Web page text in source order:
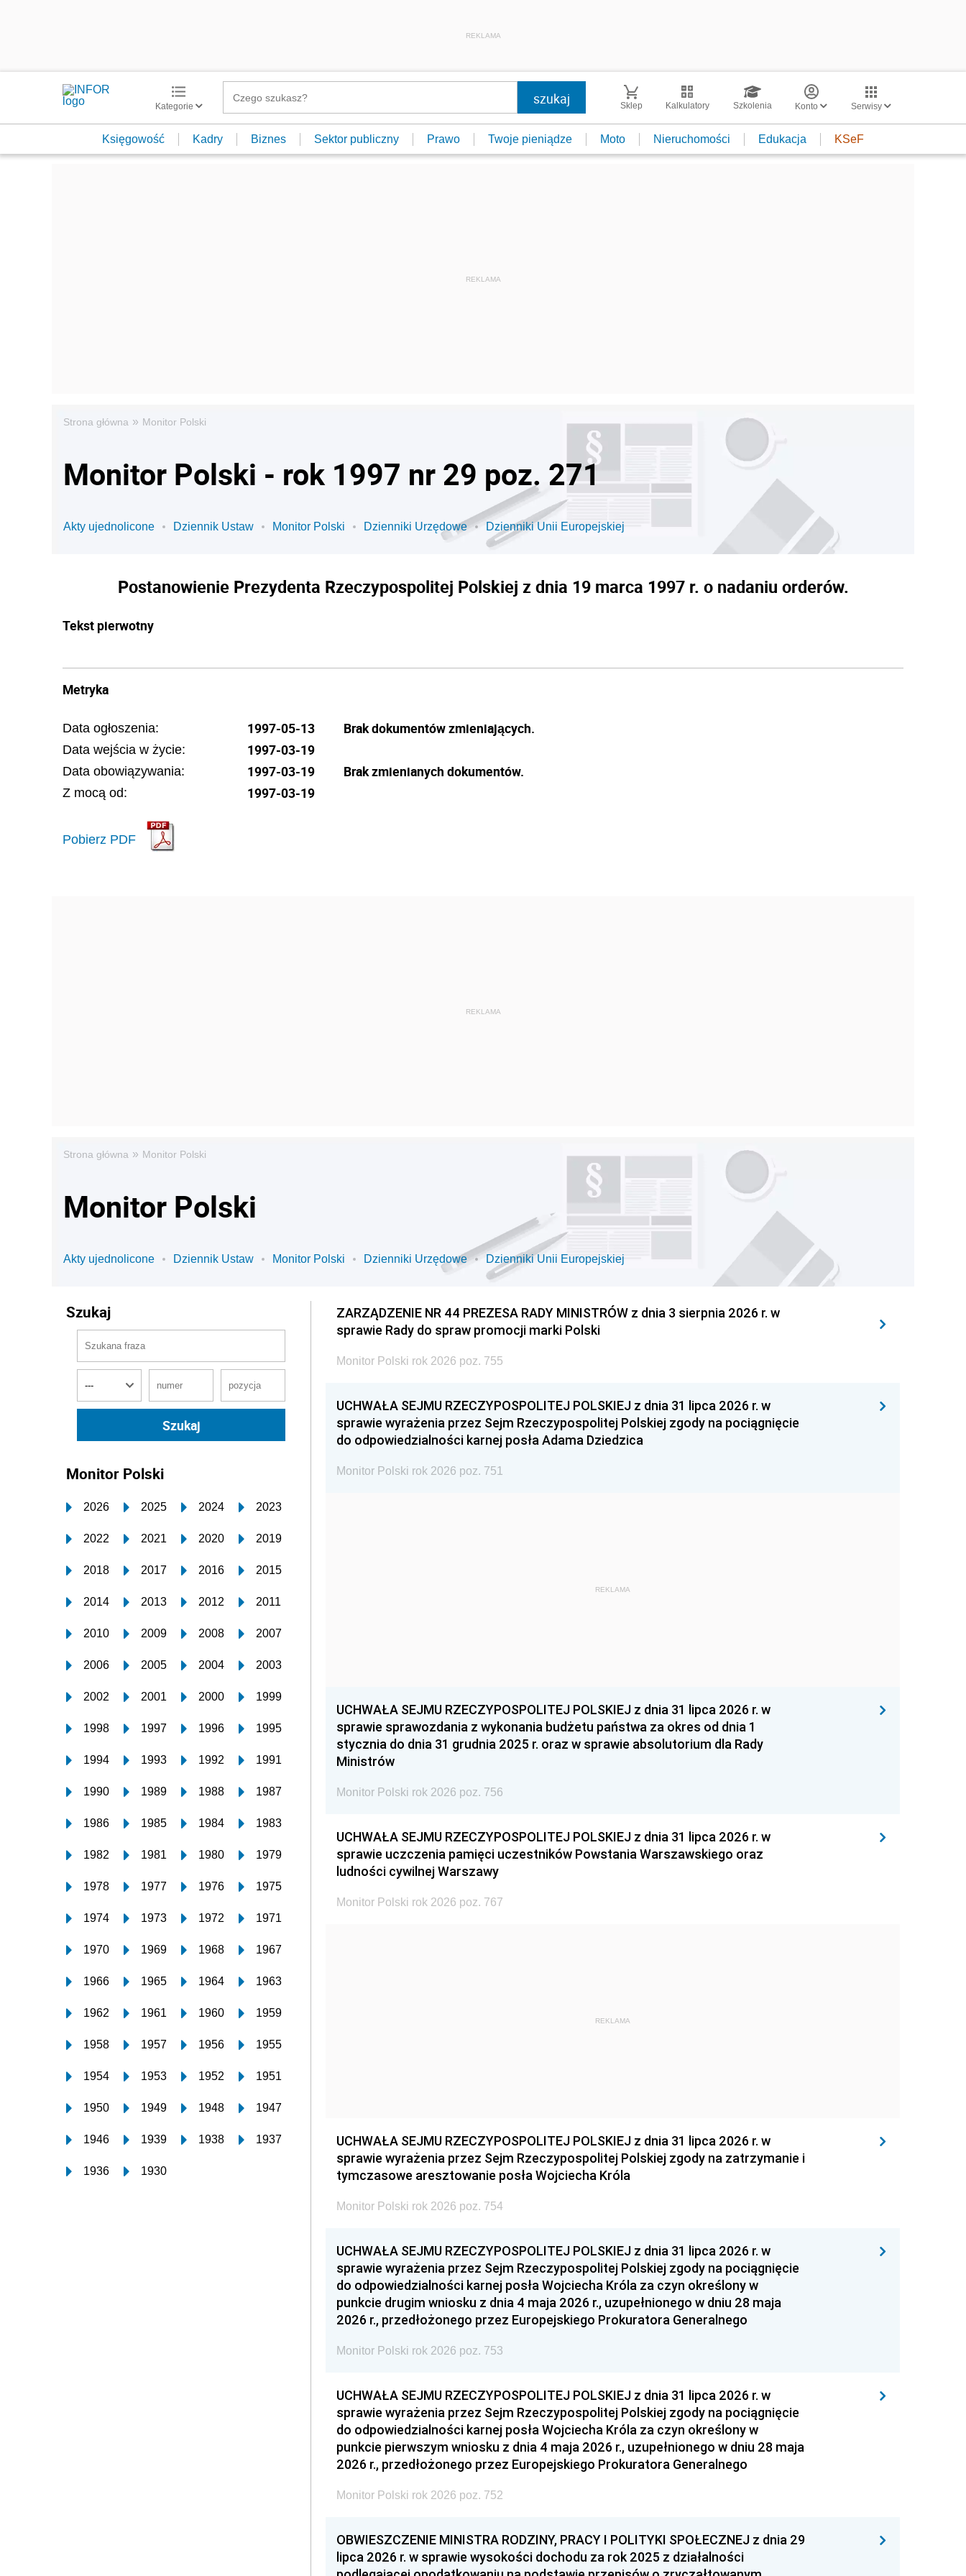
REKLAMA
Kategorie Sklep Kalkulatory Szkolenia Konto Serwisy
Księgowość Kadry Biznes Sektor publiczny Prawo Twoje pieniądze Moto Nieruchomości Edukacja KSeF
Strona główna » Monitor Polski
Monitor Polski - rok 1997 nr 29 poz. 271
Akty ujednolicone Dziennik Ustaw Monitor Polski Dzienniki Urzędowe Dzienniki Unii Europejskiej
Postanowienie Prezydenta Rzeczypospolitej Polskiej z dnia 19 marca 1997 r. o nadaniu orderów.
Tekst pierwotny
Metryka
Data ogłoszenia: 1997-05-13
Data wejścia w życie: 1997-03-19
Data obowiązywania: 1997-03-19
Z mocą od: 1997-03-19
Pobierz PDF
Brak dokumentów zmieniających.
Brak zmienianych dokumentów.
Strona główna » Monitor Polski
Monitor Polski
Akty ujednolicone Dziennik Ustaw Monitor Polski Dzienniki Urzędowe Dzienniki Unii Europejskiej
Szukaj
Monitor Polski
2026 2025 2024 2023
2022 2021 2020 2019
2018 2017 2016 2015
2014 2013 2012 2011
2010 2009 2008 2007
2006 2005 2004 2003
2002 2001 2000 1999
1998 1997 1996 1995
1994 1993 1992 1991
1990 1989 1988 1987
1986 1985 1984 1983
1982 1981 1980 1979
1978 1977 1976 1975
1974 1973 1972 1971
1970 1969 1968 1967
1966 1965 1964 1963
1962 1961 1960 1959
1958 1957 1956 1955
1954 1953 1952 1951
1950 1949 1948 1947
1946 1939 1938 1937
1936 1930
ZARZĄDZENIE NR 44 PREZESA RADY MINISTRÓW z dnia 3 sierpnia 2026 r. w
sprawie Rady do spraw promocji marki Polski
Monitor Polski rok 2026 poz. 755
UCHWAŁA SEJMU RZECZYPOSPOLITEJ POLSKIEJ z dnia 31 lipca 2026 r. w
sprawie wyrażenia przez Sejm Rzeczypospolitej Polskiej zgody na pociągnięcie
do odpowiedzialności karnej posła Adama Dziedzica
Monitor Polski rok 2026 poz. 751
REKLAMA
UCHWAŁA SEJMU RZECZYPOSPOLITEJ POLSKIEJ z dnia 31 lipca 2026 r. w
sprawie sprawozdania z wykonania budżetu państwa za okres od dnia 1
stycznia do dnia 31 grudnia 2025 r. oraz w sprawie absolutorium dla Rady
Ministrów
Monitor Polski rok 2026 poz. 756
UCHWAŁA SEJMU RZECZYPOSPOLITEJ POLSKIEJ z dnia 31 lipca 2026 r. w
sprawie uczczenia pamięci uczestników Powstania Warszawskiego oraz
ludności cywilnej Warszawy
Monitor Polski rok 2026 poz. 767
REKLAMA
UCHWAŁA SEJMU RZECZYPOSPOLITEJ POLSKIEJ z dnia 31 lipca 2026 r. w
sprawie wyrażenia przez Sejm Rzeczypospolitej Polskiej zgody na zatrzymanie i
tymczasowe aresztowanie posła Wojciecha Króla
Monitor Polski rok 2026 poz. 754
UCHWAŁA SEJMU RZECZYPOSPOLITEJ POLSKIEJ z dnia 31 lipca 2026 r. w
sprawie wyrażenia przez Sejm Rzeczypospolitej Polskiej zgody na pociągnięcie
do odpowiedzialności karnej posła Wojciecha Króla za czyn określony w
punkcie drugim wniosku z dnia 4 maja 2026 r., uzupełnionego w dniu 28 maja
2026 r., przedłożonego przez Europejskiego Prokuratora Generalnego
Monitor Polski rok 2026 poz. 753
UCHWAŁA SEJMU RZECZYPOSPOLITEJ POLSKIEJ z dnia 31 lipca 2026 r. w
sprawie wyrażenia przez Sejm Rzeczypospolitej Polskiej zgody na pociągnięcie
do odpowiedzialności karnej posła Wojciecha Króla za czyn określony w
punkcie pierwszym wniosku z dnia 4 maja 2026 r., uzupełnionego w dniu 28 maja
2026 r., przedłożonego przez Europejskiego Prokuratora Generalnego
Monitor Polski rok 2026 poz. 752
OBWIESZCZENIE MINISTRA RODZINY, PRACY I POLITYKI SPOŁECZNEJ z dnia 29
lipca 2026 r. w sprawie wysokości dochodu za rok 2025 z działalności